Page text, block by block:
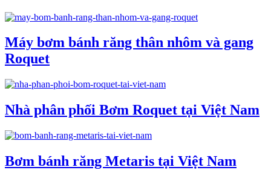
Máy bơm bánh răng thân nhôm và gang
Roquet
Nhà phân phối Bơm Roquet tại Việt Nam
Bơm bánh răng Metaris tại Việt Nam